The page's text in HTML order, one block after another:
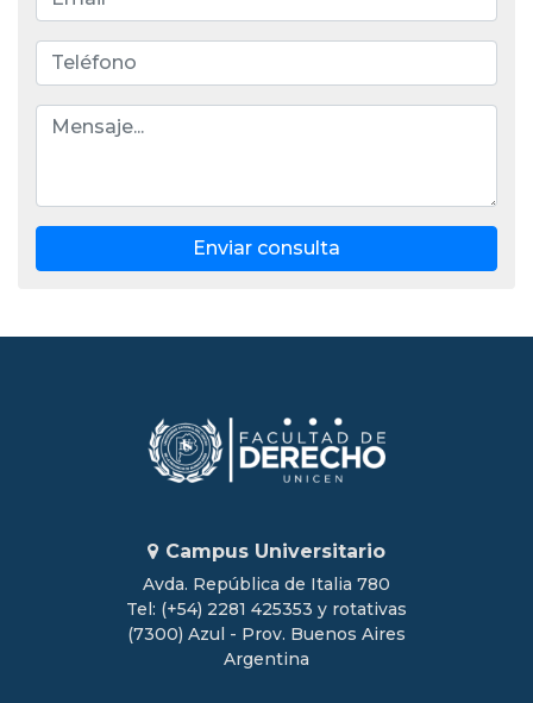
Enviar consulta
Campus Universitario
Avda. República de Italia 780
Tel: (+54) 2281 425353 y rotativas
(7300) Azul - Prov. Buenos Aires
Argentina